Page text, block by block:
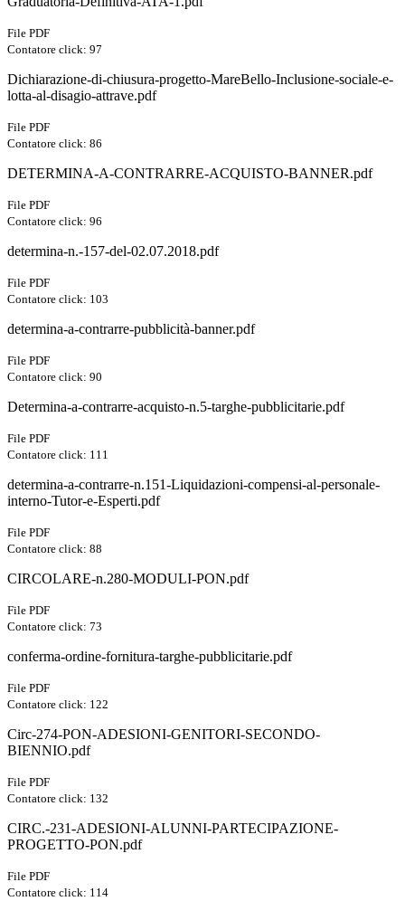
File PDF
Contatore click: 97
Dichiarazione-di-chiusura-progetto-MareBello-Inclusione-sociale-e-
lotta-al-disagio-attrave.pdf
File PDF
Contatore click: 86
DETERMINA-A-CONTRARRE-ACQUISTO-BANNER.pdf
File PDF
Contatore click: 96
determina-n.-157-del-02.07.2018.pdf
File PDF
Contatore click: 103
determina-a-contrarre-pubblicità-banner.pdf
File PDF
Contatore click: 90
Determina-a-contrarre-acquisto-n.5-targhe-pubblicitarie.pdf
File PDF
Contatore click: 111
determina-a-contrarre-n.151-Liquidazioni-compensi-al-personale-
interno-Tutor-e-Esperti.pdf
File PDF
Contatore click: 88
CIRCOLARE-n.280-MODULI-PON.pdf
File PDF
Contatore click: 73
conferma-ordine-fornitura-targhe-pubblicitarie.pdf
File PDF
Contatore click: 122
Circ-274-PON-ADESIONI-GENITORI-SECONDO-
BIENNIO.pdf
File PDF
Contatore click: 132
CIRC.-231-ADESIONI-ALUNNI-PARTECIPAZIONE-
PROGETTO-PON.pdf
File PDF
Contatore click: 114